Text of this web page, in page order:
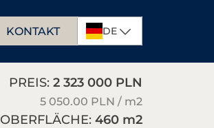
KONTAKT DE
PL
PREIS: 2 323 000 PLN
5 050.00 PLN / m2
OBERFLÄCHE: 460 m2